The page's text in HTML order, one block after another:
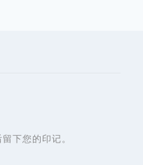
留下您的印记。